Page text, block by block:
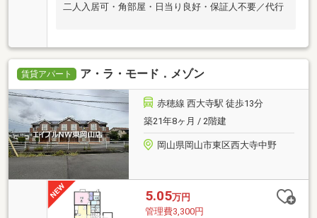
二人入居可・角部屋・日当り良好・保証人不要／代行
賃貸アパート ア・ラ・モード．メゾン
赤穂線 西大寺駅 徒歩13分
築21年8ヶ月 / 2階建
岡山県岡山市東区西大寺中野
5.05万円
管理費3,300円